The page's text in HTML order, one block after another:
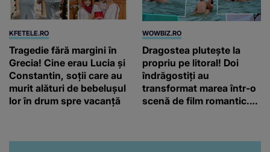
KFETELE.RO
Tragedie fără margini în
Grecia! Cine erau Lucia și
Constantin, soții care au
murit alături de bebelușul
lor în drum spre vacanță
WOWBIZ.RO
Dragostea plutește la
propriu pe litoral! Doi
îndrăgostiți au
transformat marea într-o
scenă de film romantic.